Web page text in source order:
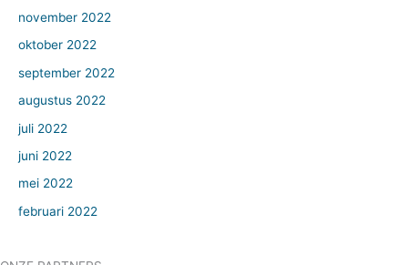
november 2022
oktober 2022
september 2022
augustus 2022
juli 2022
juni 2022
mei 2022
februari 2022